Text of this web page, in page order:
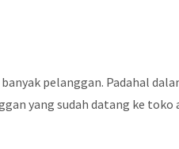
pelanggan. Padahal
yang sudah datang ke